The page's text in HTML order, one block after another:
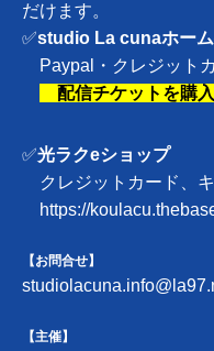
だけます。
✅studio La cunaホー
Paypal・ クレジット
配信チケットを購
✅光ラクeショップ
クレジットカード、
https://
【お問合せ】
【主催】